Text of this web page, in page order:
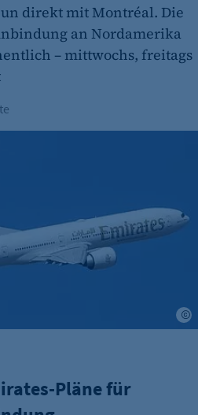
direkt mit Montréal. Die
an Nordamerika
– mittwochs, freitags
Pläne für